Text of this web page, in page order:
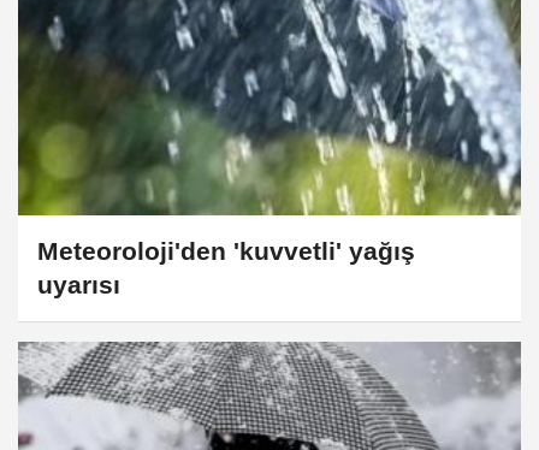
Meteoroloji'den 'kuvvetli' yağış
uyarısı